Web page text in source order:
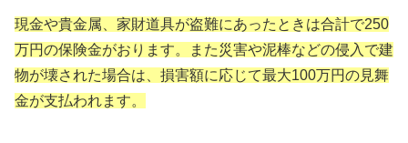
現金や貴金属、家財道具が盗難にあったときは合計で250
万円の保険金がおります。また災害や泥棒などの侵入で建
物が壊された場合は、損害額に応じて最大100万円の見舞
金が支払われます。